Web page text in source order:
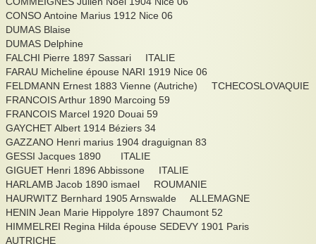
CONSO Antoine Marius 1912 Nice 06
DUMAS Blaise
DUMAS Delphine
FALCHI Pierre 1897 Sassari ITALIE
FARAU Micheline épouse NARI 1919 Nice 06
FELDMANN Ernest 1883 Vienne (Autriche) TCHECOSLOVAQUIE
FRANCOIS Arthur 1890 Marcoing 59
FRANCOIS Marcel 1920 Douai 59
GAYCHET Albert 1914 Béziers 34
GAZZANO Henri marius 1904 draguignan 83
GESSI Jacques 1890 ITALIE
GIGUET Henri 1896 Abbissone ITALIE
HARLAMB Jacob 1890 ismael ROUMANIE
HAURWITZ Bernhard 1905 Arnswalde ALLEMAGNE
HENIN Jean Marie Hippolyre 1897 Chaumont 52
HIMMELREI Regina Hilda épouse SEDEVY 1901 Paris
AUTRICHE